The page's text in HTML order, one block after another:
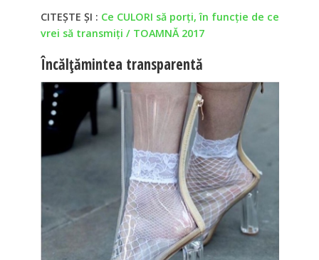
CITEȘTE ȘI : Ce CULORI să porți, în funcție de ce
vrei să transmiți / TOAMNĂ 2017
Încălțămintea transparentă